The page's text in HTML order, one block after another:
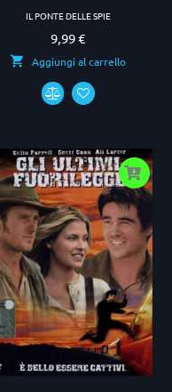
IL PONTE DELLE SPIE
Prezzo
9,99 €
Aggiungi al carrello